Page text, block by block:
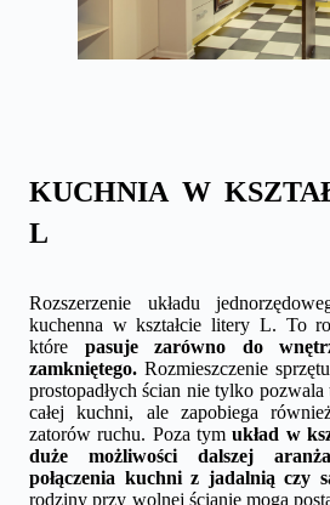
KUCHNIA W
L
Rozszerzenie układu
kuchenna w kształcie litery L. To
które pasuje zarówno do
zamkniętego. Rozmieszczenie
prostopadłych ścian nie tylko
całej kuchni, ale zapobiega
zatorów ruchu. Poza tymukład w
duże możliwości dalszej
połączenia kuchni z jadalnią czy
rodziny przy wolnej ścianie mogą